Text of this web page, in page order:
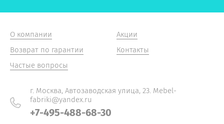
О компании
Возврат по гарантии
Частые вопросы
Акции
Контакты
г. Москва, Автозаводская улица, 23. Mebel-
fabriki@yandex.ru
+7-495-488-68-30